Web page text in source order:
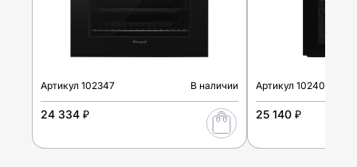
Артикул 102347 В наличии
24 334 ₽
Артикул 102405
25 140 ₽